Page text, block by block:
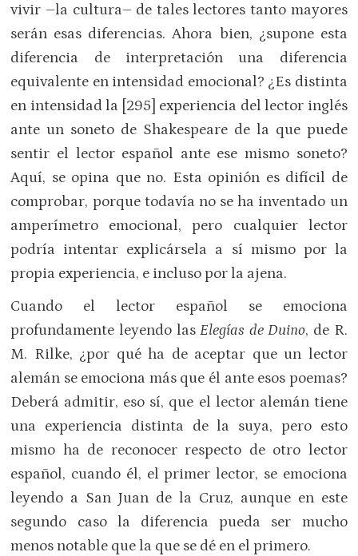
vivir –la cultura– de tales lectores tanto mayores
serán esas diferencias. Ahora bien, ¿supone esta
diferencia de interpretación una diferencia
equivalente en intensidad emocional? ¿Es distinta
en intensidad la [295] experiencia del lector inglés
ante un soneto de Shakespeare de la que puede
sentir el lector español ante ese mismo soneto?
Aquí, se opina que no. Esta opinión es difícil de
comprobar, porque todavía no se ha inventado un
amperímetro emocional, pero cualquier lector
podría intentar explicársela a sí mismo por la
propia experiencia, e incluso por la ajena.
Cuando el lector español se emociona
profundamente leyendo lasElegías de Duino, de R.
M. Rilke, ¿por qué ha de aceptar que un lector
alemán se emociona más que él ante esos poemas?
Deberá admitir, eso sí, que el lector alemán tiene
una experiencia distinta de la suya, pero esto
mismo ha de reconocer respecto de otro lector
español, cuando él, el primer lector, se emociona
leyendo a San Juan de la Cruz, aunque en este
segundo caso la diferencia pueda ser mucho
menos notable que la que se dé en el primero.